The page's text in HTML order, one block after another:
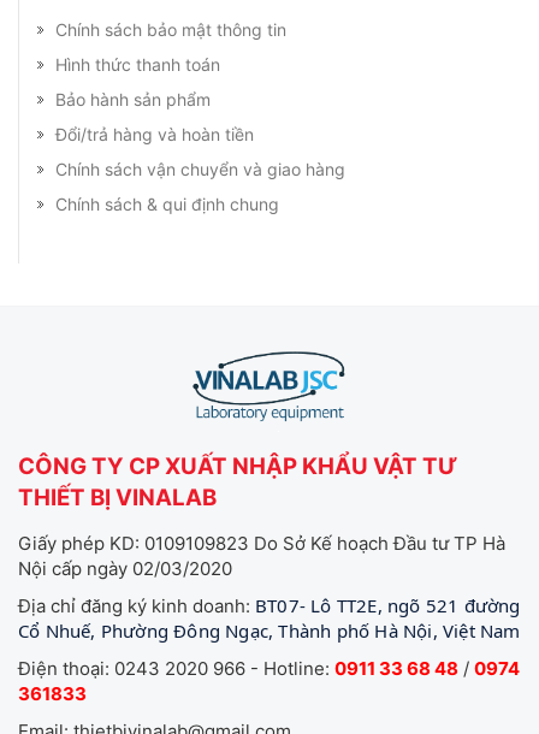
Chính sách bảo mật thông tin
Hình thức thanh toán
Bảo hành sản phẩm
Đổi/trả hàng và hoàn tiền
Chính sách vận chuyển và giao hàng
Chính sách & qui định chung
CÔNG TY CP XUẤT NHẬP KHẨU VẬT TƯ
THIẾT BỊ VINALAB
Giấy phép KD: 0109109823 Do Sở Kế hoạch Đầu tư TP Hà
Nội cấp ngày 02/03/2020
Địa chỉ đăng ký kinh doanh: BT07- Lô TT2E, ngõ 521 đường
Cổ Nhuế, Phường Đông Ngạc, Thành phố Hà Nội, Việt Nam
Điện thoại: 0243 2020 966 - Hotline: 0911 33 68 48 / 0974
361833